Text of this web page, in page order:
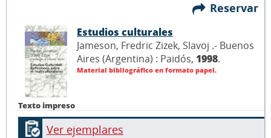
Reservar
Texto impreso
Estudios culturales
Jameson, Fredric Zizek, Slavoj .- Buenos
Aires (Argentina) : Paidós, 1998.
Material bibliográfico en formato papel.
Ver ejemplares